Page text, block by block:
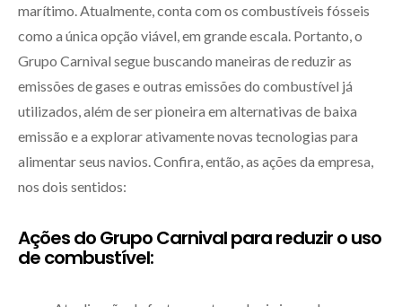
marítimo. Atualmente, conta com os combustíveis fósseis
como a única opção viável, em grande escala. Portanto, o
Grupo Carnival segue buscando maneiras de reduzir as
emissões de gases e outras emissões do combustível já
utilizados, além de ser pioneira em alternativas de baixa
emissão e a explorar ativamente novas tecnologias para
alimentar seus navios. Confira, então, as ações da empresa,
nos dois sentidos:
Ações do Grupo Carnival para reduzir o uso
de combustível: